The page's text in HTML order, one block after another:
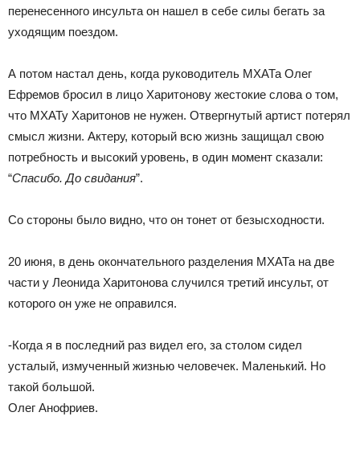
перенесенного инсульта он нашел в себе силы бегать за
уходящим поездом.
А потом настал день, когда руководитель МХАТа Олег
Ефремов бросил в лицо Харитонову жестокие слова о том,
что МХАТу Харитонов не нужен. Отвергнутый артист потерял
смысл жизни. Актеру, который всю жизнь защищал свою
потребность и высокий уровень, в один момент сказали:
“Спасибо. До свидания”.
Со стороны было видно, что он тонет от безысходности.
20 июня, в день окончательного разделения МХАТа на две
части у Леонида Харитонова случился третий инсульт, от
которого он уже не оправился.
-Когда я в последний раз видел его, за столом сидел
усталый, измученный жизнью человечек. Маленький. Но
такой большой.
Олег Анофриев.